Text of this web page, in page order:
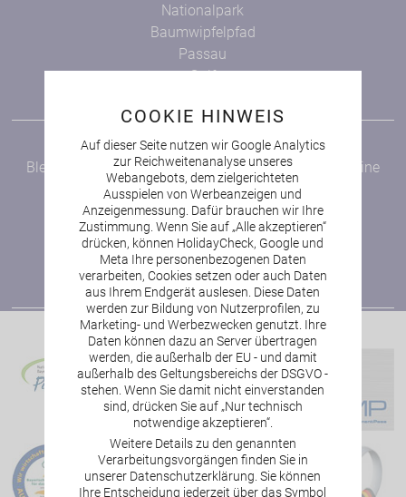
Nationalpark
Baumwipfelpfad
Passau
Golf
NEWSLETTER
Bleiben Sie auf dem Laufenden und verpassen Sie keine
Angebote!
zur Newsletter-Anmeldung
COOKIE HINWEIS
Auf dieser Seite nutzen wir Google Analytics
zur Reichweitenanalyse unseres
Webangebots, dem zielgerichteten
Ausspielen von Werbeanzeigen und
Anzeigenmessung. Dafür brauchen wir Ihre
Zustimmung. Wenn Sie auf „Alle akzeptieren“
drücken, können HolidayCheck, Google und
Meta Ihre personenbezogenen Daten
verarbeiten, Cookies setzen oder auch Daten
aus Ihrem Endgerät auslesen. Diese Daten
werden zur Bildung von Nutzerprofilen, zu
Marketing- und Werbezwecken genutzt. Ihre
Daten können dazu an Server übertragen
werden, die außerhalb der EU - und damit
außerhalb des Geltungsbereichs der DSGVO -
stehen. Wenn Sie damit nicht einverstanden
sind, drücken Sie auf „Nur technisch
notwendige akzeptieren“.
Weitere Details zu den genannten
Verarbeitungsvorgängen finden Sie in
unserer Datenschutzerklärung. Sie können
Ihre Entscheidung jederzeit über das Symbol